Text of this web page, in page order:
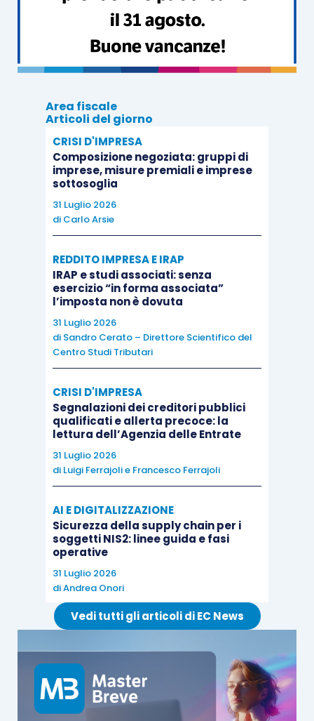
Area fiscale
Articoli del giorno
CRISI D'IMPRESA
Composizione negoziata: gruppi di
imprese, misure premiali e imprese
sottosoglia
31 Luglio 2026
di Carlo Arsie
REDDITO IMPRESA E IRAP
IRAP e studi associati: senza
esercizio “in forma associata”
l’imposta non è dovuta
31 Luglio 2026
di Sandro Cerato – Direttore Scientifico del
Centro Studi Tributari
CRISI D'IMPRESA
Segnalazioni dei creditori pubblici
qualificati e allerta precoce: la
lettura dell’Agenzia delle Entrate
31 Luglio 2026
di Luigi Ferrajolie Francesco Ferrajoli
AI E DIGITALIZZAZIONE
Sicurezza della supply chain per i
soggetti NIS2: linee guida e fasi
operative
31 Luglio 2026
diAndrea Onori
Vedi tutti gli articoli di EC News